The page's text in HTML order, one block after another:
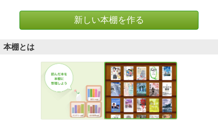
新しい本棚を作る
本棚とは